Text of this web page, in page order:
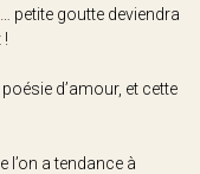
petite goutte deviendra
d’amour, et cette
l’on a tendance à